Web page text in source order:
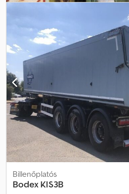
Válassza ki a
Billenőplatós
Bodex KIS3B